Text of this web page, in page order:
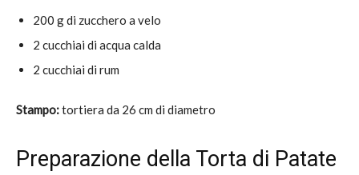
200 g di zucchero a velo
2 cucchiai di acqua calda
2 cucchiai di rum
Stampo:tortiera da 26 cm di diametro
Preparazione della Torta di Patate